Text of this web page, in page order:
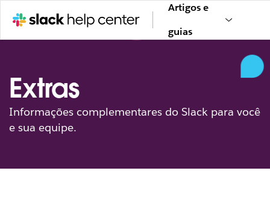
Artigos e
guias
Extras
Informações complementares do Slack para você
e sua equipe.